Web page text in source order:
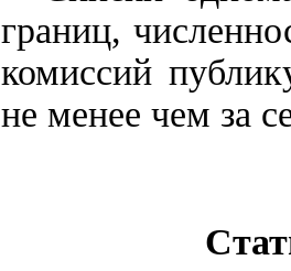
границ,
комиссий
не менее чем за